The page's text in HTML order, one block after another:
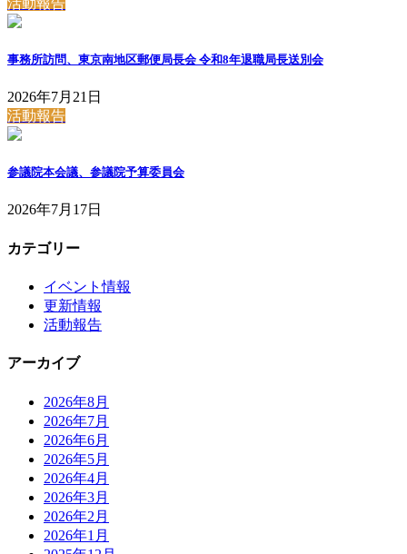
事務所訪問、東京南地区郵便局長会 令和8年退職局長送別会
2026年7月21日
活動報告
参議院本会議、参議院予算委員会
2026年7月17日
カテゴリー
イベント情報
更新情報
活動報告
アーカイブ
2026年8月
2026年7月
2026年6月
2026年5月
2026年4月
2026年3月
2026年2月
2026年1月